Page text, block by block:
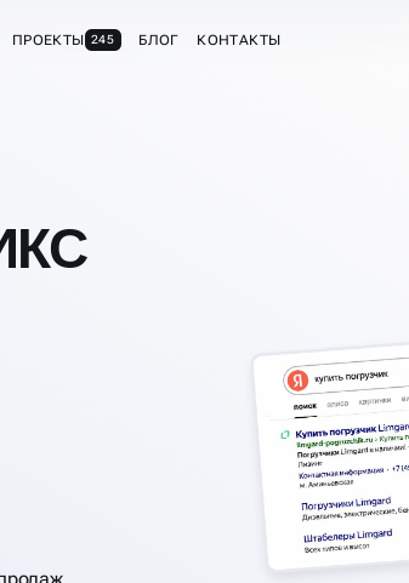
ПРОЕКТЫ 245 БЛОГ КОНТАКТЫ